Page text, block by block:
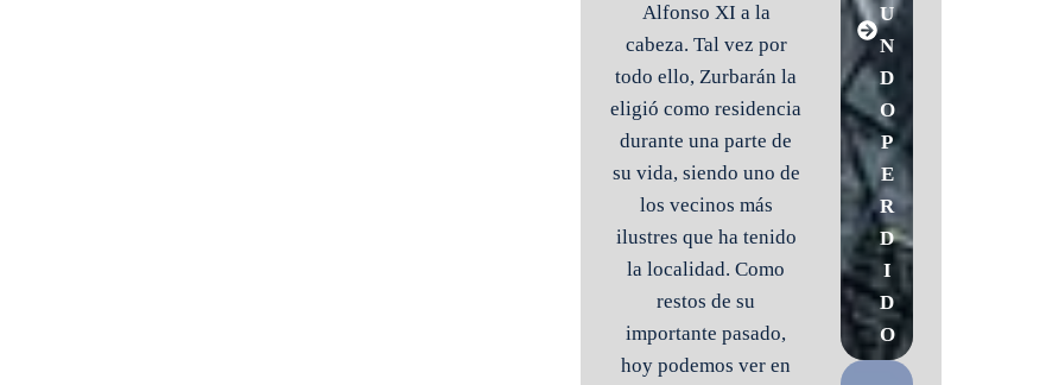
Alfonso XI a la
cabeza. Tal vez por
todo ello, Zurbarán la
eligió como residencia
durante una parte de
su vida, siendo uno de
los vecinos más
ilustres que ha tenido
la localidad. Como
restos de su
importante pasado,
hoy podemos ver en
U
N
D
O
P
E
R
D
I
D
O